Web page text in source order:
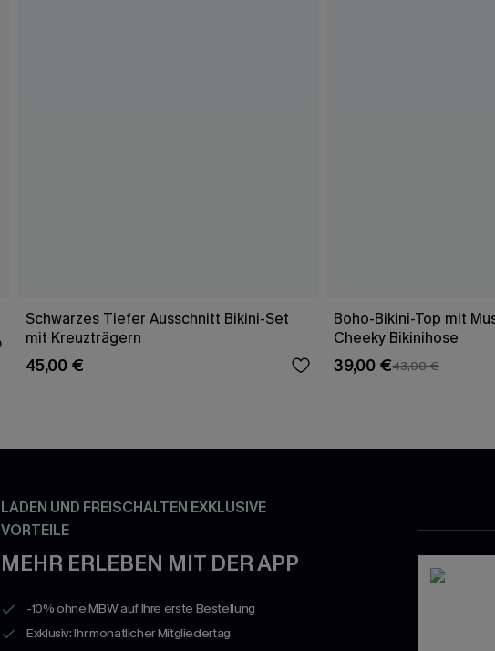
Schwarzes Tiefer Ausschnitt Bikini-Set
mit Kreuzträgern
45,00 €
Boho-Bikini-Top mit
Cheeky Bikinihose
39,00 €43,00 €
LADEN UND FREISCHALTEN EXKLUSIVE
VORTEILE
MEHR ERLEBEN MIT DER APP
-10% ohne MBW auf Ihre erste Bestellung
Exklusiv: Ihr monatlicher Mitgliedertag